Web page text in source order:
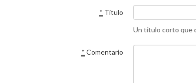
* Título
Un título corto que
* Comentario